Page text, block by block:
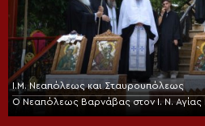
Ι.Μ. Νεαπόλεως και Σταυρουπόλεως
Ο Νεαπόλεως Βαρνάβας στον Ι. Ν.